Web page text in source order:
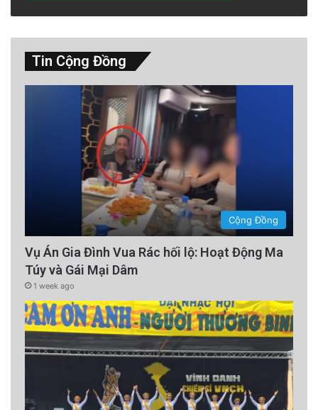
Tin Cộng Đồng
Cộng Đồng
Vụ Án Gia Đình Vua Rác hối lộ: Hoạt Động Ma
Túy và Gái Mại Dâm
1 week ago